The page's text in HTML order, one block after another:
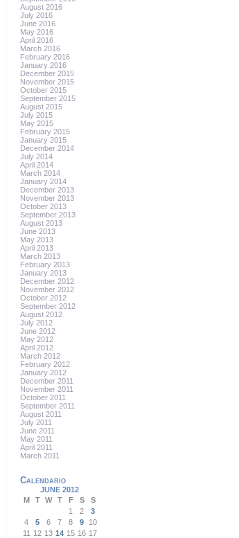
August 2016
July 2016
June 2016
May 2016
April 2016
March 2016
February 2016
January 2016
December 2015
November 2015
October 2015
September 2015
August 2015
July 2015
May 2015
February 2015
January 2015
December 2014
July 2014
April 2014
March 2014
January 2014
December 2013
November 2013
October 2013
September 2013
August 2013
June 2013
May 2013
April 2013
March 2013
February 2013
January 2013
December 2012
November 2012
October 2012
September 2012
August 2012
July 2012
June 2012
May 2012
April 2012
March 2012
February 2012
January 2012
December 2011
November 2011
October 2011
September 2011
August 2011
July 2011
June 2011
May 2011
April 2011
March 2011
Calendario
JUNE 2012
M
T W T F S
S
1
2
3
4
5 6 7 8 9
10
11 12 13 14 15 16 17